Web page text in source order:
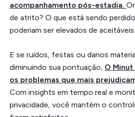
acompanhamento pós-estadia.
de atrito? O que está sendo
poderiam ser elevados de
E se ruídos, festas ou danos
diminuindo sua pontuação, O
os problemas que mais
Com insights em tempo real e
privacidade, você mantém o